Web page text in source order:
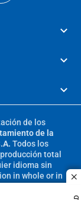
de los
de la
Todos los
total
idioma sin
in whole or in